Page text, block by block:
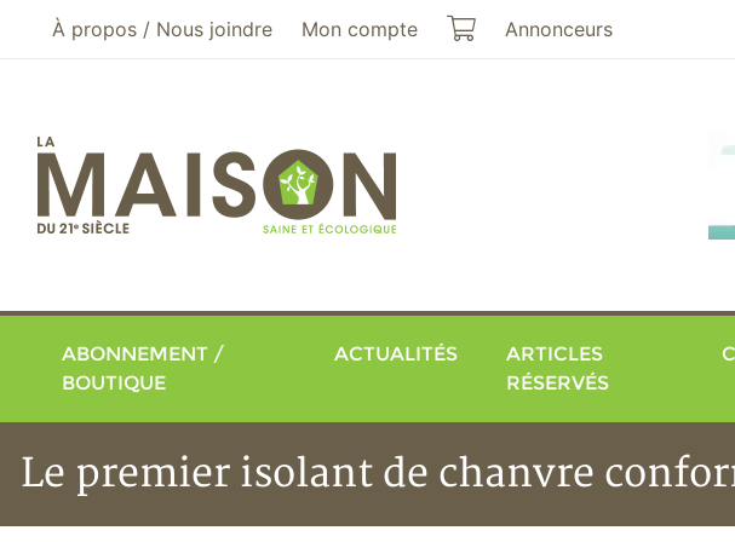
Aller au menu principal
Aller au contenu principal
À propos / Nous joindre Mon compte Mon panier
Annonceurs
ABONNEMENT /
BOUTIQUE
ACTUALITÉS
ARTICLES
RÉSERVÉS
Le premier isolant de chanvre